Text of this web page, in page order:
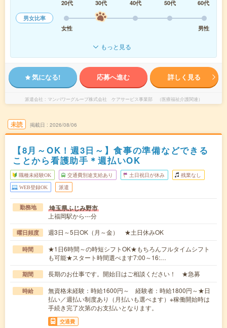
20代 30代 40代 50代
60代
男女比率
女性
男性
もっと見る
気になる! 応募へ進む 詳しく見る
派遣会社 マンパワーグループ株式会社 ケアサービス事業部 （医療福祉介護関連）
未読 掲載日 2026/08/06
【8月～OK！週3日～】食事の準備などできる
ことから看護助手＊週払いOK
職種未経験OK 交通費別途支給あり 土日祝日が休み 残業なし
WEB登録OK 派遣
勤務地 埼玉県ふじみ野市
上福岡駅から---分
曜日頻度 週3日～5日OK（月～金） ★土日休みOK
時間
★1日6時間～の時短シフトOK★もちろんフルタイムシフト
も可能★スタート時間選べます7:00～16:…
期間 長期のお仕事です。開始日はご相談ください！ ★急募
時給
無資格未経験：時給1600円～ 経験者：時給1800円～★日
払い／週払い制度あり（月払いも選べます）※稼働開始時は
手続き完了次第のお支払いとなります。
交通費